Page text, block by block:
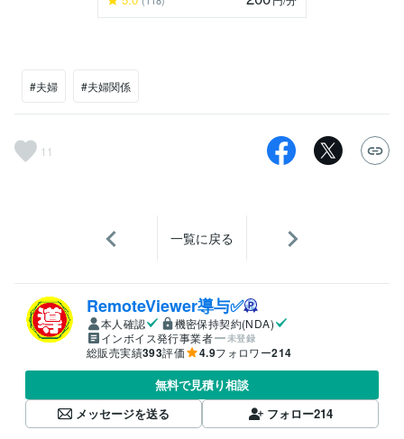
#夫婦 #夫婦関係
11
一覧に戻る
RemoteViewer導与✅
本人確認
機密保持契約(NDA)
インボイス発行事業者
未登録
総販売実績393評価 4.9フォロワー214
無料で見積り相談
メッセージを送る
フォロー214